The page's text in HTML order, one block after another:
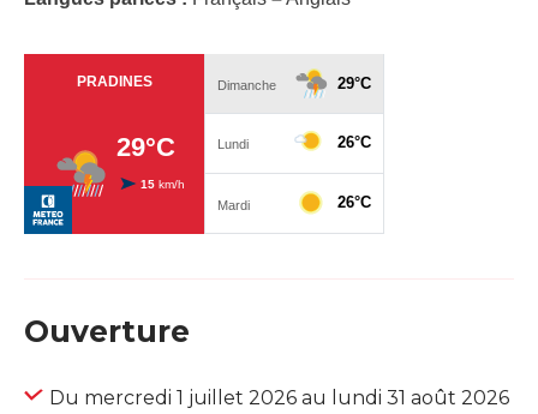
Ouverture
Du mercredi 1 juillet 2026 au lundi 31 août 2026